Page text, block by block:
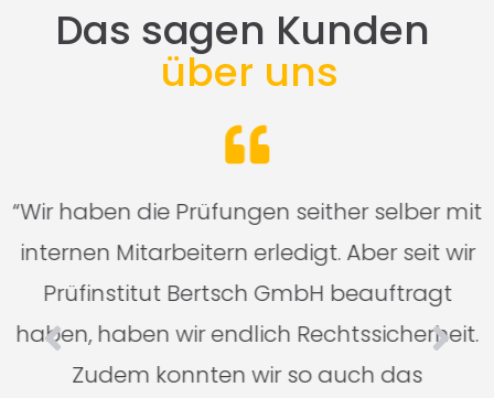
Das sagen Kunden
über uns
“Wir haben die Prüfungen seither selber mit
internen Mitarbeitern erledigt. Aber seit wir
Prüfinstitut Bertsch GmbH beauftragt
haben, haben wir endlich Rechtssicherheit.
Zudem konnten wir so auch das